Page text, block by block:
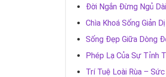
Đời Ngắn Đừng Ngủ Dài
Chìa Khoá Sống Giản Dị
Sống Đẹp Giữa Dòng
Phép Lạ Của Sự Tỉnh
Trí Tuệ Loài Rùa –